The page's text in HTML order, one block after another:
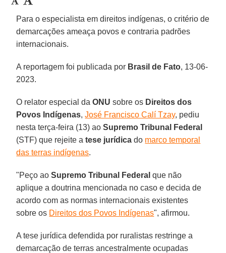
Para o especialista em direitos indígenas, o critério de
demarcações ameaça povos e contraria padrões
internacionais.
A reportagem foi publicada por Brasil de Fato, 13-06-
2023.
O relator especial daONU sobre os Direitos dos
Povos Indígenas,José Francisco Calí Tzay, pediu
nesta terça-feira (13) aoSupremo Tribunal Federal
(STF) que rejeite atese jurídica do marco temporal
das terras indígenas.
"Peço aoSupremo Tribunal Federal que não
aplique a doutrina mencionada no caso e decida de
acordo com as normas internacionais existentes
sobre os Direitos dos Povos Indígenas", afirmou.
A tese jurídica defendida por ruralistas restringe a
demarcação de terras ancestralmente ocupadas